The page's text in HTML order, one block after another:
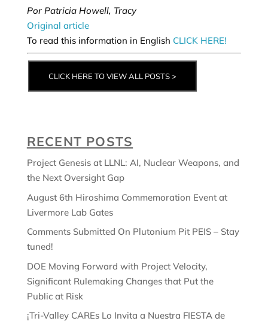
Por Patricia Howell, Tracy
Original article
To read this information in English CLICK HERE!
CLICK HERE TO VIEW ALL POSTS >
RECENT POSTS
Project Genesis at LLNL: AI, Nuclear Weapons, and
the Next Oversight Gap
August 6th Hiroshima Commemoration Event at
Livermore Lab Gates
Comments Submitted On Plutonium Pit PEIS – Stay
tuned!
DOE Moving Forward with Project Velocity,
Significant Rulemaking Changes that Put the
Public at Risk
¡Tri-Valley CAREs Lo Invita a Nuestra FIESTA de